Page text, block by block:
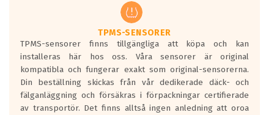
regelverket som introduceras år 2016.
Ett däck med två svarta vågor är redan
godkända för år 2016 nya regelverk.
Ett däck med en svart våg kommer vara
minst tre decibel tystare än det
regelverk som börjar gälla 2016.
TPMS-SENSORER
TPMS-sensorer finns tillgängliga att köpa och kan
installeras här hos oss. Våra sensorer är original
kompatibla och fungerar exakt som original-sensorerna.
Din beställning skickas från vår dedikerade däck- och
fälganläggning och försäkras i förpackningar certifierade
av transportör. Det finns alltså ingen anledning att oroa